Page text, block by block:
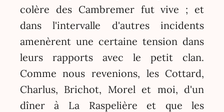
colère des Cambremer fut vive ; et
dans l'intervalle d'autres incidents
amenèrent une certaine tension dans
leurs rapports avec le petit clan.
Comme nous revenions, les Cottard,
Charlus, Brichot, Morel et moi, d'un
dîner à La Raspelière et que les